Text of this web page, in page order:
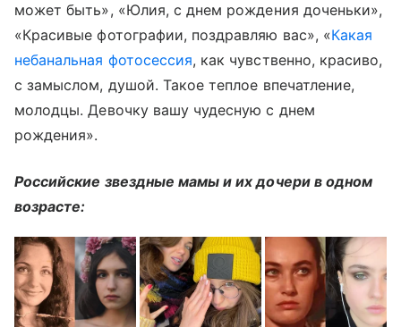
может быть», «Юлия, с днем рождения доченьки»,
«Красивые фотографии, поздравляю вас», «Какая
небанальная фотосессия, как чувственно, красиво,
с замыслом, душой. Такое теплое впечатление,
молодцы. Девочку вашу чудесную с днем
рождения».
Российские звездные мамы и их дочери в одном
возрасте: